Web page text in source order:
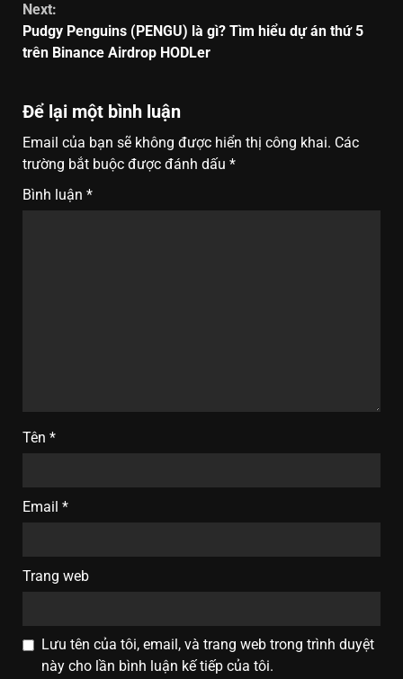
Next:
Pudgy Penguins (PENGU) là gì? Tìm hiểu dự án thứ 5
trên Binance Airdrop HODLer
Để lại một bình luận
Email của bạn sẽ không được hiển thị công khai. Các
trường bắt buộc được đánh dấu *
Bình luận *
Tên *
Email *
Trang web
Lưu tên của tôi, email, và trang web trong trình duyệt
này cho lần bình luận kế tiếp của tôi.